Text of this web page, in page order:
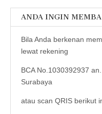
ANDA INGIN
Bila Anda berkenan
lewat rekening
BCA No.1030392937
Surabaya
atau scan QRIS berikut